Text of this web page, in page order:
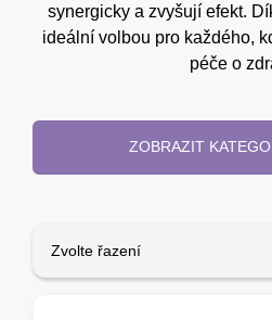
synergicky a zvyšují efekt.
ideální volbou pro každého,
péče o
ZOBRAZIT
Zvolte řazení